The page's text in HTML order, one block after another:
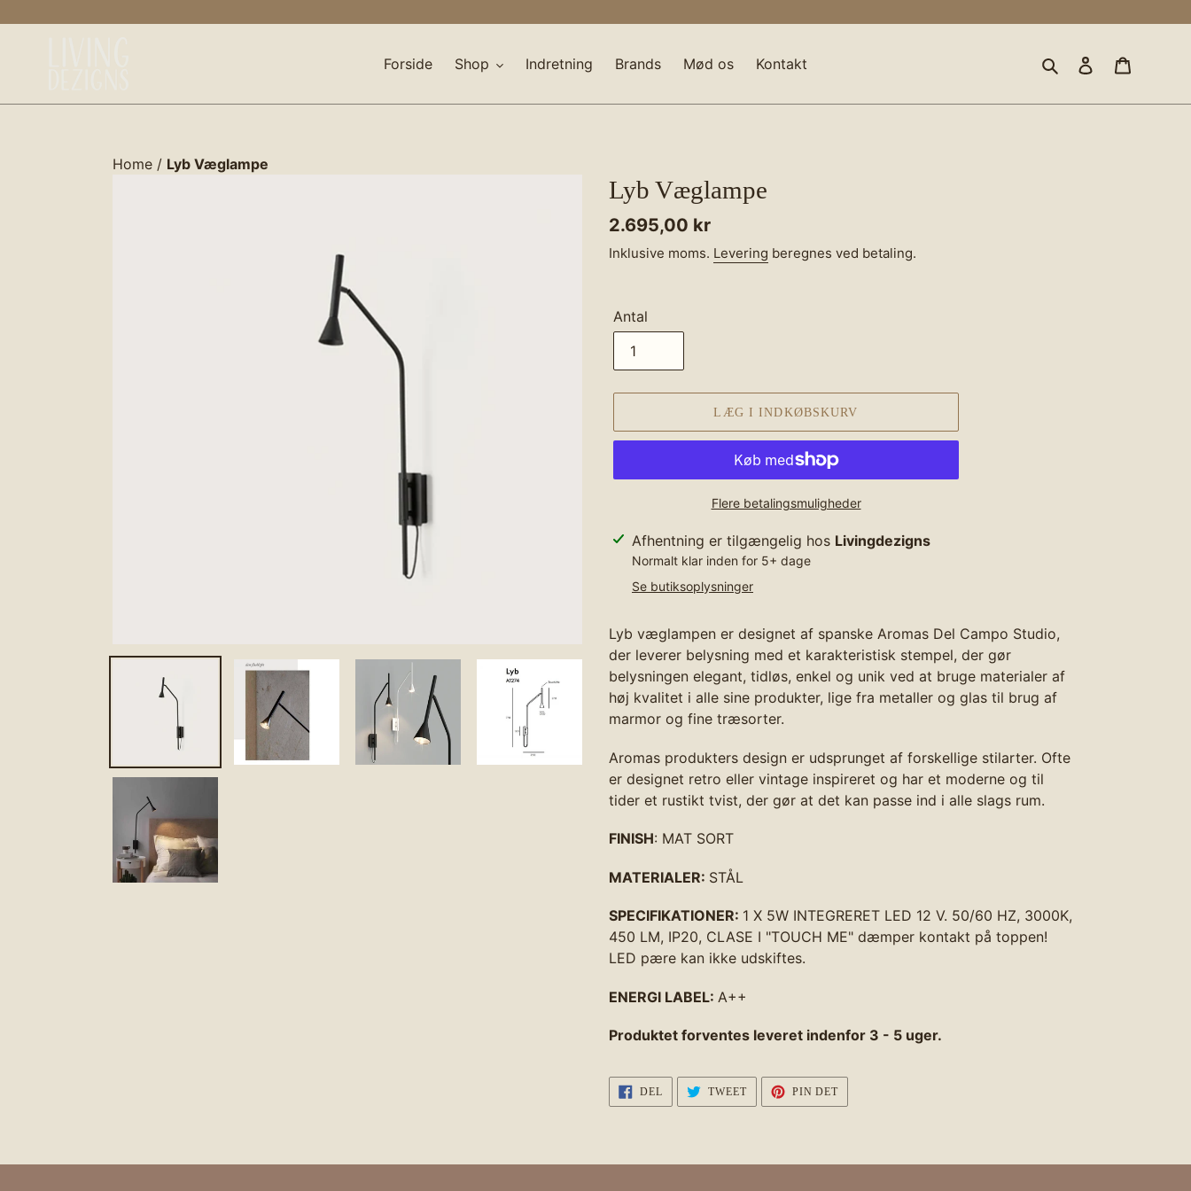
Forside Shop Indretning Brands Mød os Kontakt Søg Log ind
Home / Lyb Væglampe
Lyb Væglampe
Normalpris
2.695,00 kr
Inklusive moms. Levering beregnes ved betaling.
Antal
LÆG I INDKØBSKURV
Flere betalingsmuligheder
Lægger
produkt
indkøbskurv
Afhentning er tilgængelig hos Livingdezigns
Normalt klar inden for 5+ dage
Se butiksoplysninger
Lyb væglampen er designet af spanske Aromas Del Campo Studio,
der leverer belysning med et karakteristisk stempel, der gør
belysningen elegant, tidløs, enkel og unik ved at bruge materialer af
høj kvalitet i alle sine produkter, lige fra metaller og glas til brug af
marmor og fine træsorter.
Aromas produkters design er udsprunget af forskellige stilarter. Ofte
er designet retro eller vintage inspireret og har et moderne og til
tider et rustikt tvist, der gør at det kan passe ind i alle slags rum.
FINISH: MAT SORT
MATERIALER: STÅL
SPECIFIKATIONER: 1 X 5W INTEGRERET LED 12 V. 50/60 HZ, 3000K,
450 LM, IP20, CLASE I "TOUCH ME" dæmper kontakt på toppen!
LED pære kan ikke udskiftes.
ENERGI LABEL: A++
Produktet forventes leveret indenfor 3 - 5 uger.
DEL
FACEBOOK
TWEETTWEET
TWITTER
PIN DETPIN
PINTEREST